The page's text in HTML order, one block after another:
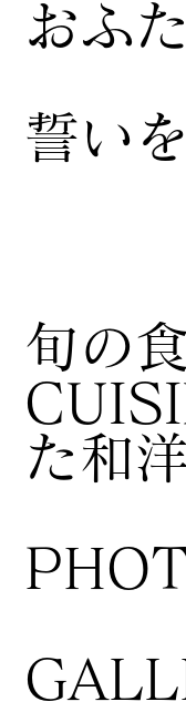
旬の
た和
おふ
誓いを